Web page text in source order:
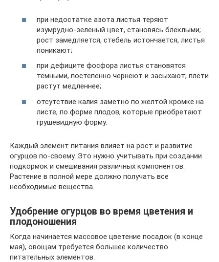
при недостатке азота листья теряют
изумрудно-зеленый цвет, становясь блеклыми;
рост замедляется, стебель истончается, листья
поникают;
при дефиците фосфора листья становятся
темными, постепенно чернеют и засыхают; плети
растут медленнее;
отсутствие калия заметно по желтой кромке на
листе, по форме плодов, которые приобретают
грушевидную форму.
Каждый элемент питания влияет на рост и развитие
огурцов по-своему. Это нужно учитывать при создании
подкормок и смешивания различных компонентов.
Растение в полной мере должно получать все
необходимые вещества.
Удобрение огурцов во время цветения и
плодоношения
Когда начинается массовое цветение посадок (в конце
мая), овощам требуется большее количество
питательных элементов.